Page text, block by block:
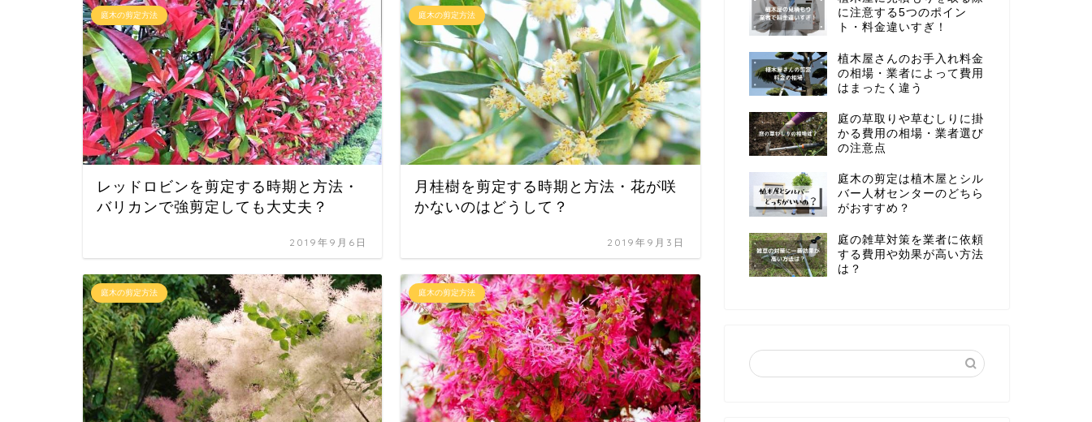
庭木の剪定方法
レッドロビンを剪定する時期と方法・
バリカンで強剪定しても大丈夫？
2019年9月6日
庭木の剪定方法
月桂樹を剪定する時期と方法・花が咲
かないのはどうして？
2019年9月3日
庭木の剪定方法 庭木の剪定方法
に注意する5つのポイン
ト・料金違いすぎ！
植木屋さんのお手入れ料金
の相場・業者によって費用
はまったく違う
庭の草取りや草むしりに掛
かる費用の相場・業者選び
の注意点
庭木の剪定は植木屋とシル
バー人材センターのどちら
がおすすめ？
庭の雑草対策を業者に依頼
する費用や効果が高い方法
は？